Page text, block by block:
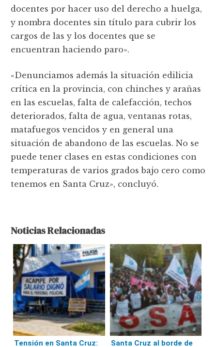
docentes por hacer uso del derecho a huelga,
y nombra docentes sin título para cubrir los
cargos de las y los docentes que se
encuentran haciendo paro».
«Denunciamos además la situación edilicia
crítica en la provincia, con chinches y arañas
en las escuelas, falta de calefacción, techos
deteriorados, falta de agua, ventanas rotas,
matafuegos vencidos y en general una
situación de abandono de las escuelas. No se
puede tener clases en estas condiciones con
temperaturas de varios grados bajo cero como
tenemos en Santa Cruz», concluyó.
Noticias Relacionadas
Tensión en Santa Cruz: Santa Cruz al borde de